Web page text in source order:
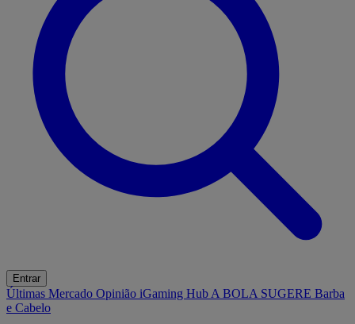
Entrar
Últimas Mercado Opinião iGaming Hub A BOLA SUGERE Barba
e Cabelo